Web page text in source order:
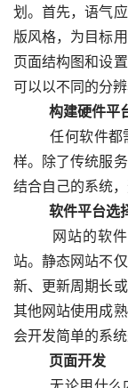
划。首先，语气
版风格，为目标
页面结构图和设
可以以不同的分
构建硬件平
样。除了传统服
结合自己的系统
软件平台选
站。静态网站不
新、更新周期长
其他网站使用成
会开发简单的系
页面开发